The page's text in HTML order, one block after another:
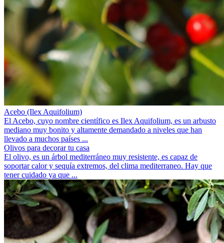
Acebo (Ilex Aquifolium)
El Acebo, cuyo nombre científico es Ilex Aquifolium, es un arbusto
mediano muy bonito y altamente demandado a niveles que han
llevado a muchos países ...
Olivos para decorar tu casa
El olivo, es un árbol mediterráneo muy resistente, es capaz de
soportar calor y sequía extremos, del clima mediterraneo. Hay que
tener cuidado ya que ...